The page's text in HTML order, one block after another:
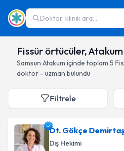
Doktor, klinik ara...
Fissür örtücüler,
Samsun Atakum içinde toplam 5
doktor - uzman bulundu
Filtrele
Dt. Gökçe Demirtaş
Diş Hekimi